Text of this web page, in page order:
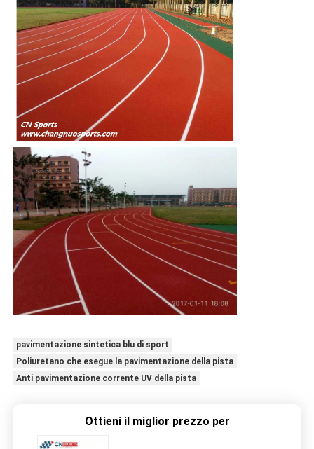
pavimentazione sintetica blu di sport
Poliuretano che esegue la pavimentazione della pista
Anti pavimentazione corrente UV della pista
Ottieni il miglior prezzo per